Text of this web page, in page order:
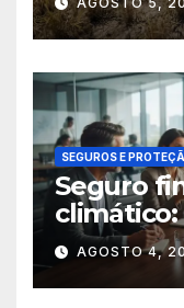
SEGUROS E
Seguro
essenciais
AGOSTO 4,